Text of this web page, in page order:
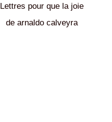
Lettres pour que la joie
de arnaldo calveyra